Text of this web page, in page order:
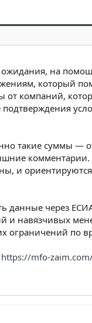
ожидания, на
который
компаний,
подтверждения
такие суммы —
и
через
и навязчивых
ограничений по
https://mfo-